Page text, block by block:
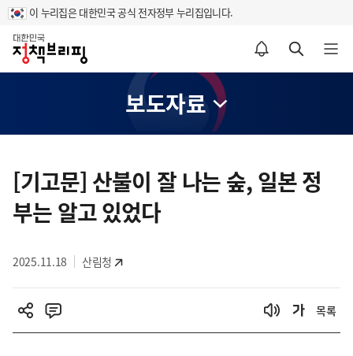
이 누리집은 대한민국 공식 전자정부 누리집입니다.
홈
알림설정 바로가기 검색 바로가기 메뉴 열기
보도자료
텐
츠
영
[기고문] 산불이 잘 나는 숲, 일본 정
부는 알고 있었다
2025.11.18 산림청
목록